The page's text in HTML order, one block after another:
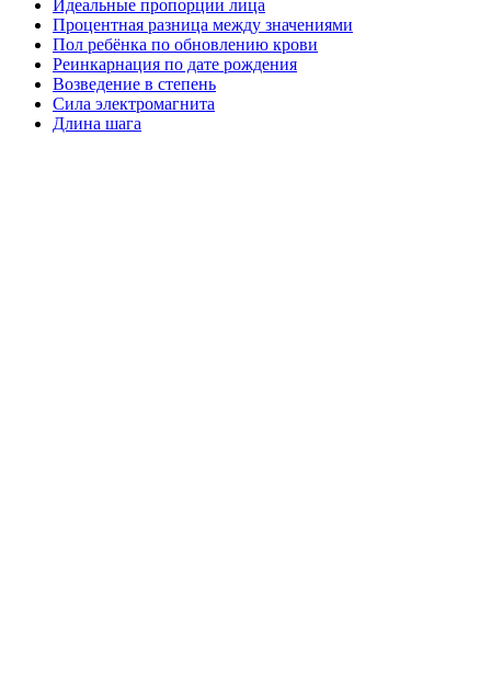
Идеальные пропорции лица
Процентная разница между значениями
Пол ребёнка по обновлению крови
Реинкарнация по дате рождения
Возведение в степень
Сила электромагнита
Длина шага